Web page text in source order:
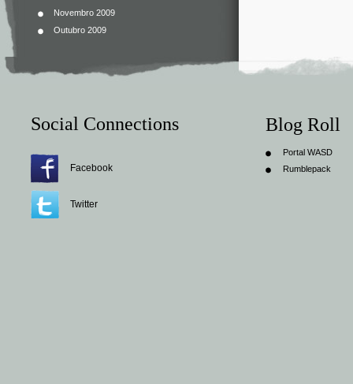
Novembro 2009
Outubro 2009
Social Connections
Facebook
Twitter
Blog Roll
Portal WASD
Rumblepack